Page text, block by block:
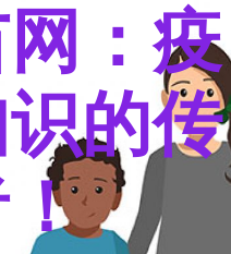
：疫
的传